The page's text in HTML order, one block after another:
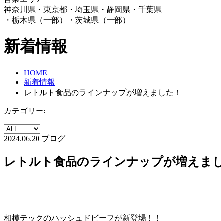
神奈川県・東京都・埼玉県・静岡県・千葉県
・栃木県（一部）・茨城県（一部）
新着情報
HOME
新着情報
レトルト食品のラインナップが増えました！
カテゴリー:
2024.06.20 ブログ
レトルト食品のラインナップが増えま
相模テックのハッシュドビーフが新登場！！